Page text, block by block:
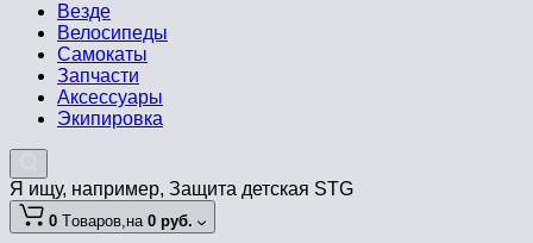
Везде
Велосипеды
Самокаты
Запчасти
Аксессуары
Экипировка
Я ищу, например, Защита детская STG
0 Tоваров,на 0 руб.